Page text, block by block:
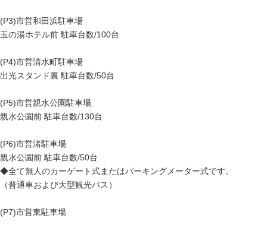
(P3)市営和田浜駐車場
玉の湯ホテル前 駐車台数/100台
(P4)市営清水町駐車場
出光スタンド裏 駐車台数/50台
(P5)市営親水公園駐車場
親水公園前 駐車台数/130台
(P6)市営渚駐車場
親水公園前 駐車台数/50台
◆全て無人のカーゲート式またはパーキングメーター式です。
（普通車および大型観光バス）
(P7)市営東駐車場